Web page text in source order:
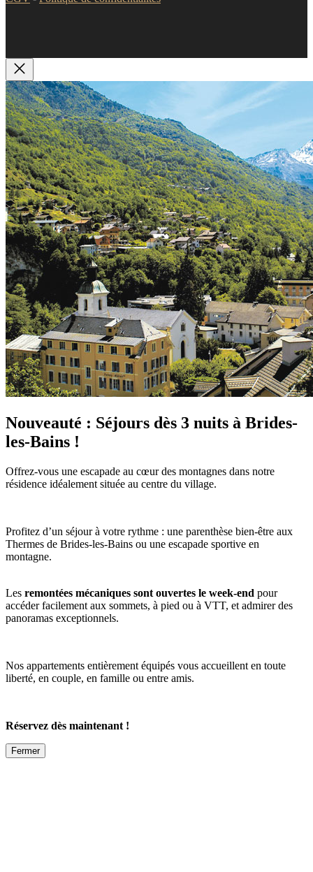
Nouveauté : Séjours dès 3 nuits à Brides-
les-Bains !
Offrez-vous une escapade au cœur des montagnes dans notre
résidence idéalement située au centre du village.
Profitez d’un séjour à votre rythme : une parenthèse bien-être aux
Thermes de Brides-les-Bains ou une escapade sportive en
montagne.
Les remontées mécaniques sont ouvertes le week-end pour
accéder facilement aux sommets, à pied ou à VTT, et admirer des
panoramas exceptionnels.
Nos appartements entièrement équipés vous accueillent en toute
liberté, en couple, en famille ou entre amis.
Réservez dès maintenant !
Fermer